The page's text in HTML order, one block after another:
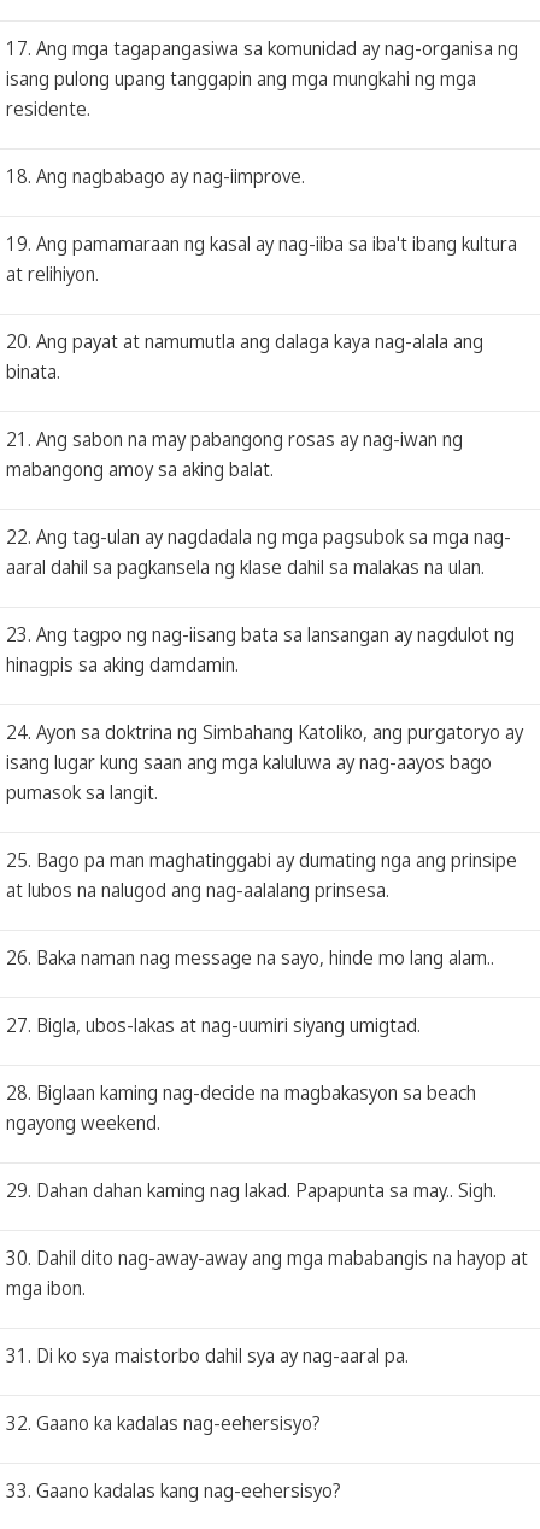
17. Ang mga tagapangasiwa sa komunidad ay nag-organisa ng
isang pulong upang tanggapin ang mga mungkahi ng mga
residente.
18. Ang nagbabago ay nag-iimprove.
19. Ang pamamaraan ng kasal ay nag-iiba sa iba't ibang kultura
at relihiyon.
20. Ang payat at namumutla ang dalaga kaya nag-alala ang
binata.
21. Ang sabon na may pabangong rosas ay nag-iwan ng
mabangong amoy sa aking balat.
22. Ang tag-ulan ay nagdadala ng mga pagsubok sa mga nag-
aaral dahil sa pagkansela ng klase dahil sa malakas na ulan.
23. Ang tagpo ng nag-iisang bata sa lansangan ay nagdulot ng
hinagpis sa aking damdamin.
24. Ayon sa doktrina ng Simbahang Katoliko, ang purgatoryo ay
isang lugar kung saan ang mga kaluluwa ay nag-aayos bago
pumasok sa langit.
25. Bago pa man maghatinggabi ay dumating nga ang prinsipe
at lubos na nalugod ang nag-aalalang prinsesa.
26. Baka naman nag message na sayo, hinde mo lang alam..
27. Bigla, ubos-lakas at nag-uumiri siyang umigtad.
28. Biglaan kaming nag-decide na magbakasyon sa beach
ngayong weekend.
29. Dahan dahan kaming nag lakad. Papapunta sa may.. Sigh.
30. Dahil dito nag-away-away ang mga mababangis na hayop at
mga ibon.
31. Di ko sya maistorbo dahil sya ay nag-aaral pa.
32. Gaano ka kadalas nag-eehersisyo?
33. Gaano kadalas kang nag-eehersisyo?